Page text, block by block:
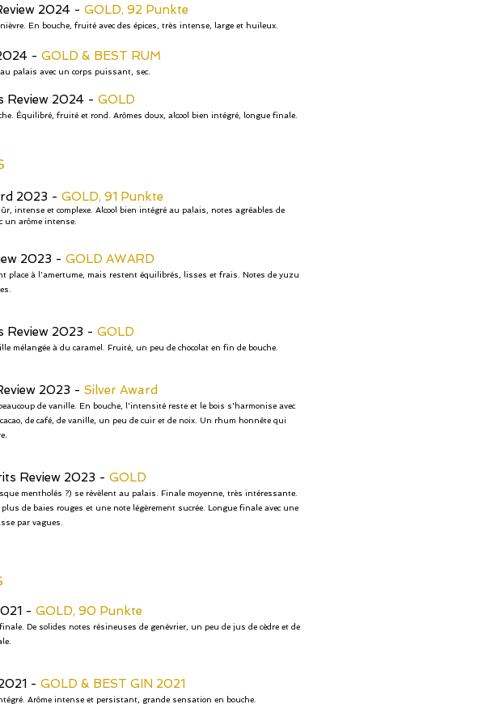
2024 - GOLD, 92 Punkte
En bouche, fruité avec des épices, très intense, large et huileux.
- GOLD & BEST RUM
palais avec un corps puissant, sec.
Review 2024 - GOLD
Équilibré, fruité et rond. Arômes doux, alcool bien intégré, longue finale.
2023 - GOLD, 91 Punkte
intense et complexe. Alcool bien intégré au palais, notes agréables de
un arôme intense.
2023 - GOLD AWARD
place à l'amertume, mais restent équilibrés, lisses et frais. Notes de yuzu
Review 2023 - GOLD
mélangée à du caramel. Fruité, un peu de chocolat en fin de bouche.
2023 - Silver Award
de vanille. En bouche, l'intensité reste et le bois s'harmonise avec
de café, de vanille, un peu de cuir et de noix. Un rhum honnête qui
Review 2023 - GOLD
mentholés ?) se révèlent au palais. Finale moyenne, très intéressante.
de baies rouges et une note légèrement sucrée. Longue finale avec une
par vagues.
- GOLD, 90 Punkte
De solides notes résineuses de genévrier, un peu de jus de cèdre et de
- GOLD & BEST GIN 2021
Arôme intense et persistant, grande sensation en bouche.